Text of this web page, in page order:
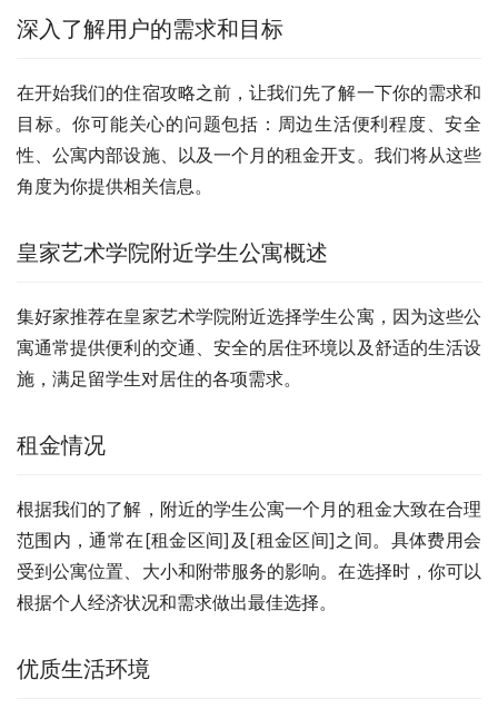
深入了解用户的需求和目标
在开始我们的住宿攻略之前，让我们先了解一下你的需求和
目标。你可能关心的问题包括：周边生活便利程度、安全
性、公寓内部设施、以及一个月的租金开支。我们将从这些
角度为你提供相关信息。
皇家艺术学院附近学生公寓概述
集好家推荐在皇家艺术学院附近选择学生公寓，因为这些公
寓通常提供便利的交通、安全的居住环境以及舒适的生活设
施，满足留学生对居住的各项需求。
租金情况
根据我们的了解，附近的学生公寓一个月的租金大致在合理
范围内，通常在[租金区间]及[租金区间]之间。具体费用会
受到公寓位置、大小和附带服务的影响。在选择时，你可以
根据个人经济状况和需求做出最佳选择。
优质生活环境